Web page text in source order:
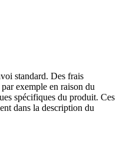
standard. Des frais
exemple en raison du
spécifiques du produit. Ces
dans la description du